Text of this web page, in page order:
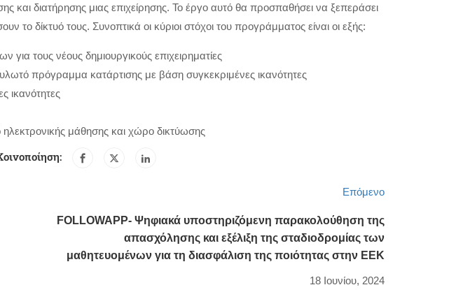
και διατήρησης μιας επιχείρησης. Το έργο αυτό θα προσπαθήσει να ξεπεράσει
το δίκτυό τους. Συνοπτικά οι κύριοι στόχοι του προγράμματος είναι οι εξής:
τους νέους δημιουργικούς επιχειρηματίες
πρόγραμμα κατάρτισης με βάση συγκεκριμένες ικανότητες
ικανότητες
μάθησης και χώρο δικτύωσης
Επόμενο
FOLLOWAPP- Ψηφιακά υποστηριζόμενη παρακολούθηση της
απασχόλησης και εξέλιξη της σταδιοδρομίας των
μαθητευομένων για τη διασφάλιση της ποιότητας στην ΕΕΚ
18 Ιουνίου, 2024